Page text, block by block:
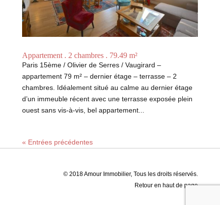
Appartement . 2 chambres . 79.49 m²
Paris 15ème / Olivier de Serres / Vaugirard –
appartement 79 m² – dernier étage – terrasse – 2
chambres. Idéalement situé au calme au dernier étage
d’un immeuble récent avec une terrasse exposée plein
ouest sans vis-à-vis, bel appartement...
« Entrées précédentes
© 2018 Amour Immobilier, Tous les droits réservés.
Retour en haut de page